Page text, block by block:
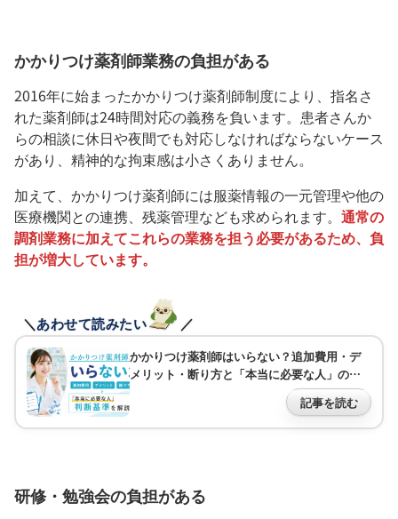
かかりつけ薬剤師業務の負担がある
2016年に始まったかかりつけ薬剤師制度により、指名さ
れた薬剤師は24時間対応の義務を負います。患者さんか
らの相談に休日や夜間でも対応しなければならないケース
があり、精神的な拘束感は小さくありません。
加えて、かかりつけ薬剤師には服薬情報の一元管理や他の
医療機関との連携、残薬管理なども求められます。 通常の
調剤業務に加えてこれらの業務を担う必要があるため、負
担が増大しています。
＼あわせて読みたい ／
かかりつけ薬剤師はいらない？追加費用・デ
メリット・断り方と「本当に必要な人」の判
記事を読む
研修・勉強会の負担がある